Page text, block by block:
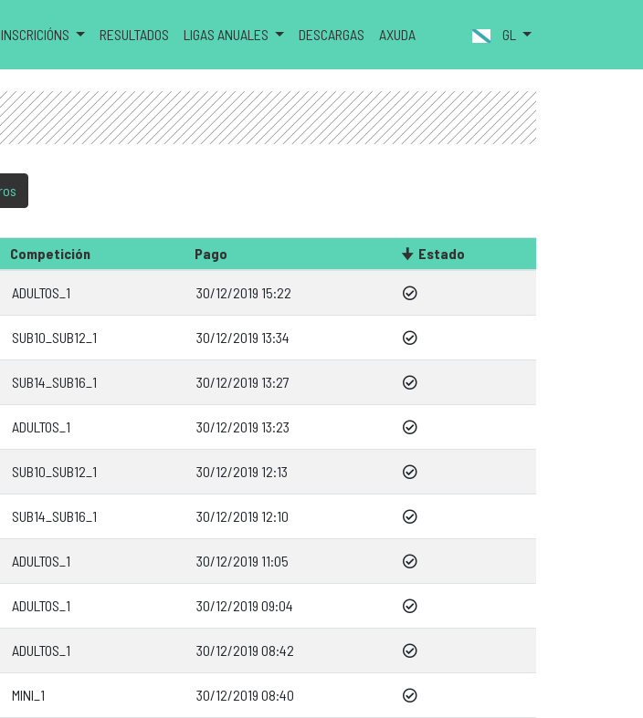
INSCRICIÓNS RESULTADOS LIGAS ANUALES DESCARGAS AXUDA GL
Competición Pago Estado
ADULTOS_1 30/12/2019 15:22
SUB10_SUB12_1 30/12/2019 13:34
SUB14_SUB16_1 30/12/2019 13:27
ADULTOS_1 30/12/2019 13:23
SUB10_SUB12_1 30/12/2019 12:13
SUB14_SUB16_1 30/12/2019 12:10
ADULTOS_1 30/12/2019 11:05
ADULTOS_1 30/12/2019 09:04
ADULTOS_1 30/12/2019 08:42
MINI_1 30/12/2019 08:40